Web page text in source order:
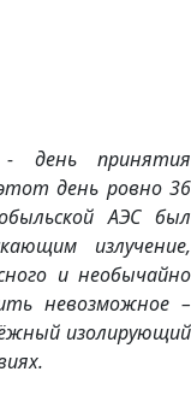
день принятия
день ровно 36
АЭС был
излучение,
и необычайно
невозможное –
изолирующий